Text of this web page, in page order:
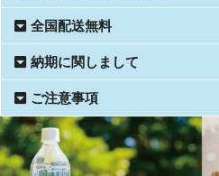
全国配送無料
納期に関しまして
ご注意事項